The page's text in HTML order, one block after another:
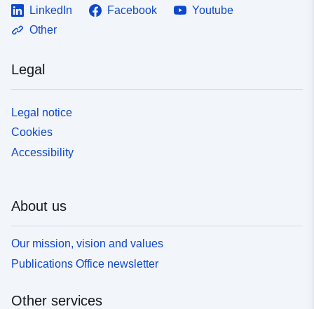
LinkedIn Facebook
Youtube
Other
Legal
Legal notice
Cookies
Accessibility
About us
Our mission, vision and values
Publications Office newsletter
Other services